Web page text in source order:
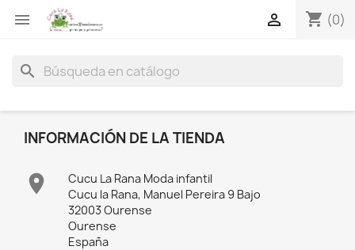
 shopping_cart (0)

search
INFORMACIÓN DE LA TIENDA

Cucu La Rana Moda infantil
Cucu la Rana, Manuel Pereira 9 Bajo
32003 Ourense
Ourense
España